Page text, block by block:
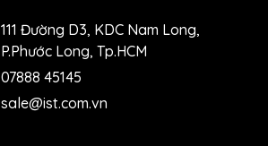
lấy mẫu B).
Cảm biến đa năng:Phát hiện chính
đo lường.
Sử dụng đơn giản:
111 Đường D3, KDC Nam Long,
P.Phước Long, Tp.HCM
07888 45145
sale@ist.com.vn